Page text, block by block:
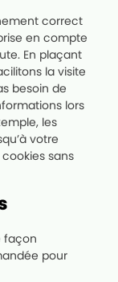
correct
en compte
En plaçant
la visite
besoin de
lors
les
votre
sans
façon
pour